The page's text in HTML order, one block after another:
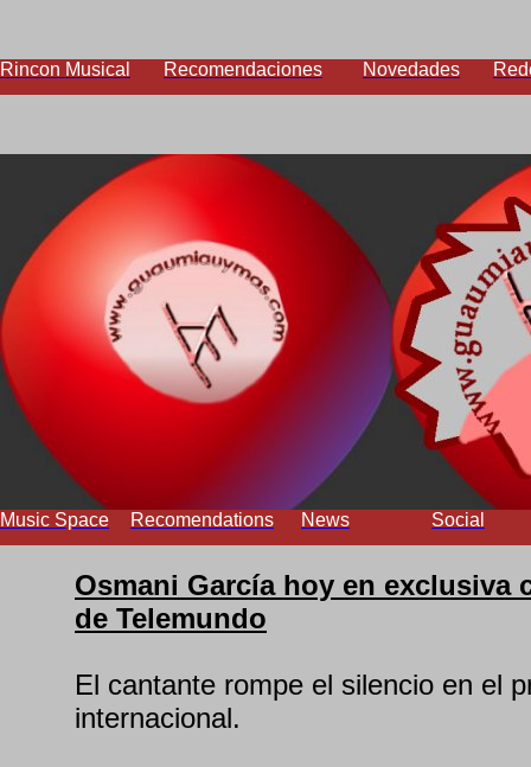
Rincon Musical Recomendaciones Novedades
Music Space Recomendations News Social
Osmani García hoy en exclusiva
de Telemundo
El cantante rompe el silencio en el
internacional.